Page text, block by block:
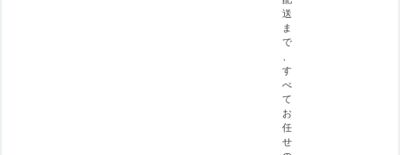
送
ま
で
す
べ
て
お
任
せ